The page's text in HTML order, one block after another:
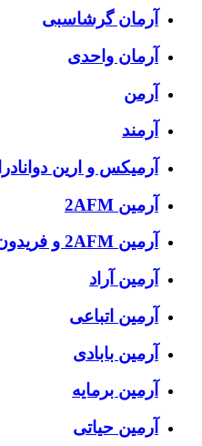
آرمان گرشاسبی
آرمان واحدی
آرمن
آرمند
آرمیکس و ارین دوانادرا
آرمین 2AFM
آرمین 2AFM و فریدون آسرایی
آرمین آراد
آرمین اتباعی
آرمین بابادی
آرمین برمایه
آرمین حیاتی